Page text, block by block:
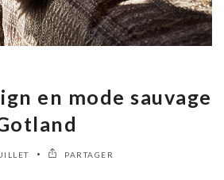
en mode sauvage
PARTAGER